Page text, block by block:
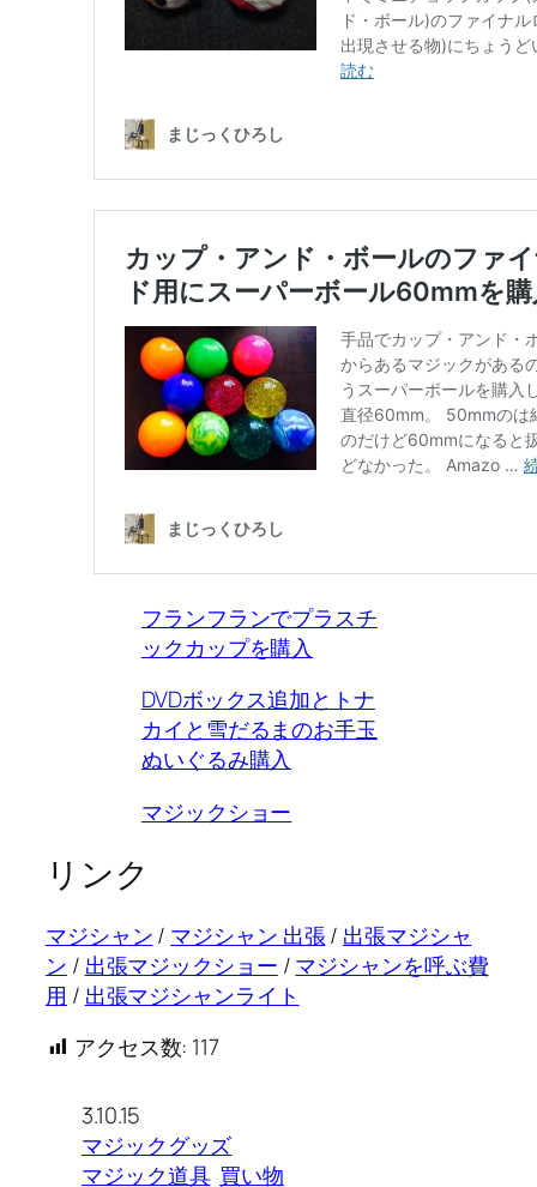
フランフランでプラスチ
ックカップを購入
DVDボックス追加とトナ
カイと雪だるまのお手玉
ぬいぐるみ購入
マジックショー
リンク
マジシャン/ マジシャン 出張/ 出張マジシャ
ン / 出張マジックショー /マジシャンを呼ぶ費
用 / 出張マジシャンライト
アクセス数: 117
3.10.15
マジックグッズ
マジック道具 買い物